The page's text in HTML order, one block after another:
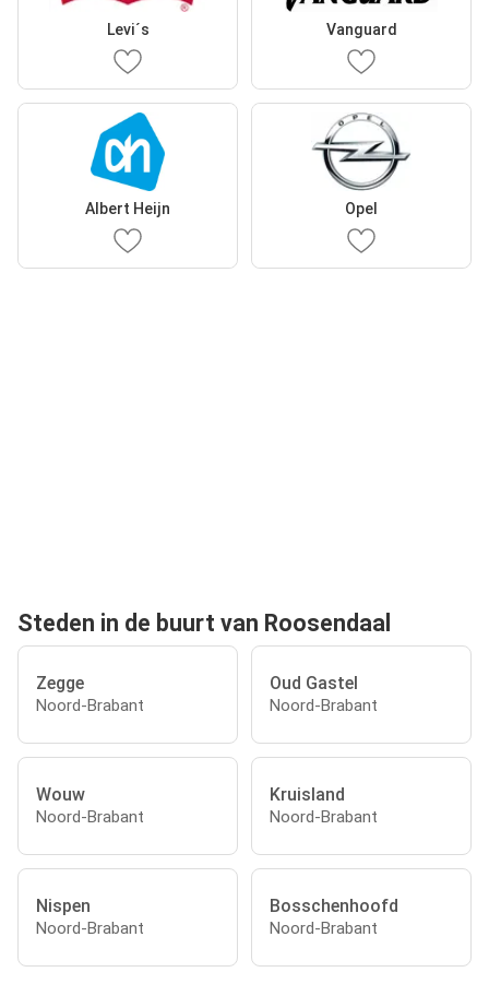
Levi´s Vanguard
Albert Heijn Opel
Steden in de buurt van Roosendaal
Zegge
Noord-Brabant
Oud Gastel
Noord-Brabant
Wouw
Noord-Brabant
Kruisland
Noord-Brabant
Nispen
Noord-Brabant
Bosschenhoofd
Noord-Brabant